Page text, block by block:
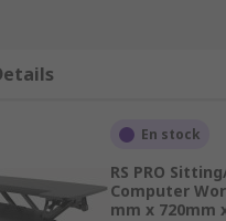
such as
however we do have
En stock
RS PRO
Computer
mm x 720mm